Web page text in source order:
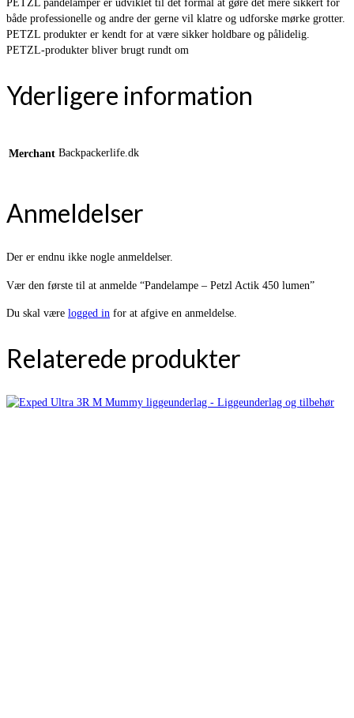
PETZL pandelamper er udviklet til det formål at gøre det mere sikkert for
både professionelle og andre der gerne vil klatre og udforske mørke grotter.
PETZL produkter er kendt for at være sikker holdbare og pålidelig.
PETZL-produkter bliver brugt rundt om
Yderligere information
Merchant Backpackerlife.dk
Anmeldelser
Der er endnu ikke nogle anmeldelser.
Vær den første til at anmelde “Pandelampe – Petzl Actik 450 lumen”
Du skal være logged in for at afgive en anmeldelse.
Relaterede produkter